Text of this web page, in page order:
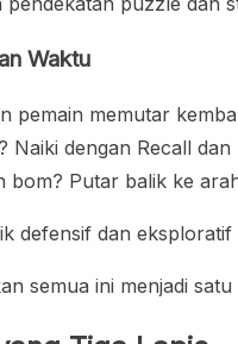
Waktu
pemain memutar
Naiki dengan Recall
bom? Putar balik ke
defensif dan
semua ini menjadi